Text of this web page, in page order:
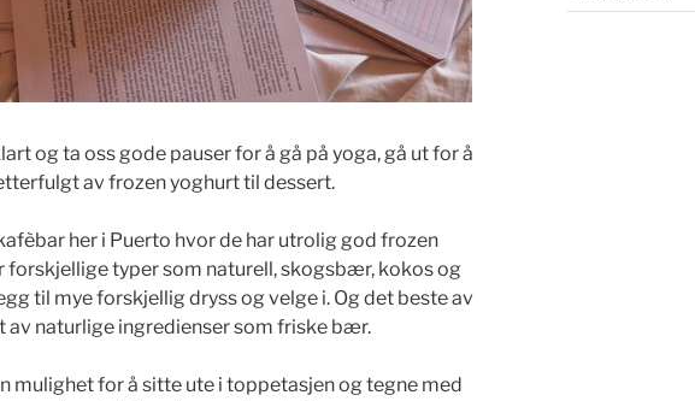
og ta oss gode pauser for å gå på yoga, gå ut for å
av frozen yoghurt til dessert.
her i Puerto hvor de har utrolig god frozen
forskjellige typer som naturell, skogsbær, kokos og
til mye forskjellig dryss og velge i. Og det beste av
av naturlige ingredienser som friske bær.
mulighet for å sitte ute i toppetasjen og tegne med